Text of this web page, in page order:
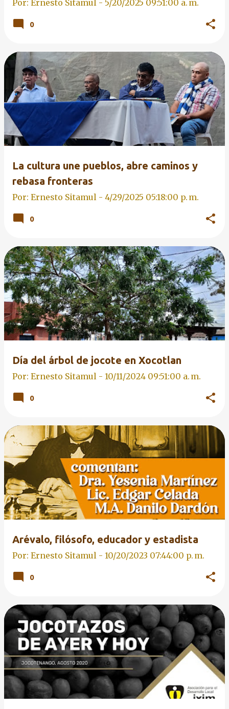
Por: Ernesto Sitamul - 5/20/2025 09:51:00 a. m.
0
La cultura une pueblos, abre caminos y
rebasa fronteras
Por: Ernesto Sitamul - 4/29/2025 05:18:00 p. m.
0
Día del árbol de jocote en Xocotlan
Por: Ernesto Sitamul - 10/11/2024 09:51:00 a. m.
0
Arévalo, filósofo, educador y estadista
Por: Ernesto Sitamul - 10/20/2023 07:44:00 p. m.
0